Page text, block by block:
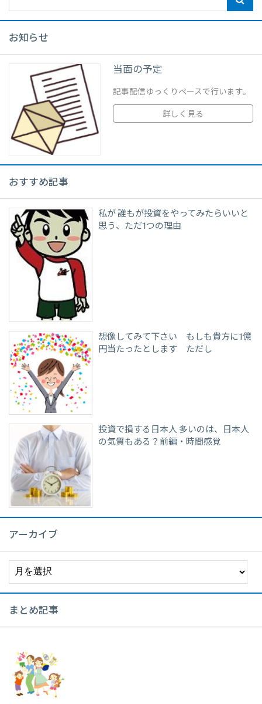
お知らせ
当面の予定
記事配信ゆっくりペースで行います。
詳しく見る
おすすめ記事
私が 誰もが投資をやってみたらいいと
思う、ただ1つの理由
想像してみて下さい もしも貴方に1億
円当たったとします ただし
投資で損する日本人 多いのは、日本人
の気質もある？前編・時間感覚
アーカイブ
まとめ記事